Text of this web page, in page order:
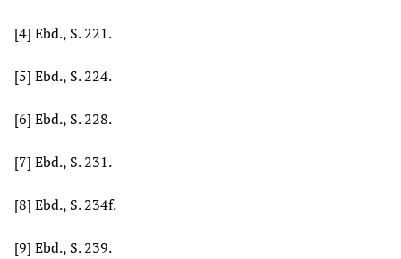
[4] Ebd., S. 221.
[5] Ebd., S. 224.
[6] Ebd., S. 228.
[7] Ebd., S. 231.
[8] Ebd., S. 234f.
[9] Ebd., S. 239.